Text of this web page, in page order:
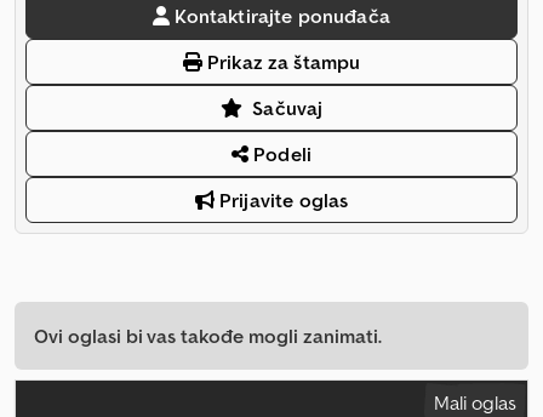
Kontaktirajte ponuđača
Prikaz za štampu
Sačuvaj
Podeli
Prijavite oglas
Ovi oglasi bi vas takođe mogli zanimati.
Mali oglas